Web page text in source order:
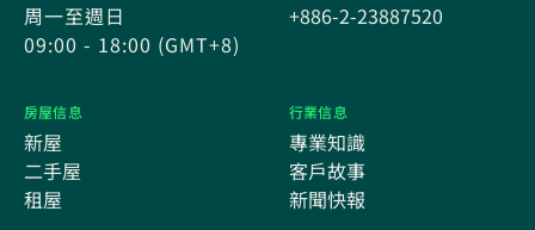
周一至週日
09:00 - 18:00 (GMT+8)
+886-2-23887520
房屋信息
新屋
二手屋
租屋
行業信息
專業知識
客戶故事
新聞快報